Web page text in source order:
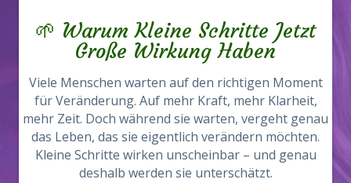
🌱 Warum Kleine Schritte Jetzt
Große Wirkung Haben
Viele Menschen warten auf den richtigen Moment
für Veränderung. Auf mehr Kraft, mehr Klarheit,
mehr Zeit. Doch während sie warten, vergeht genau
das Leben, das sie eigentlich verändern möchten.
Kleine Schritte wirken unscheinbar – und genau
deshalb werden sie unterschätzt.